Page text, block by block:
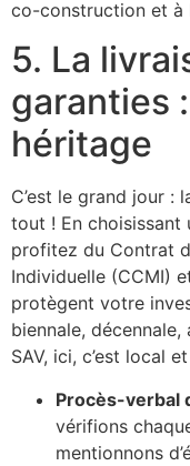
co-construction et à
5. La
garanties
héritage
C’est le grand jour :
tout ! En choisissant
profitez du Contrat
Individuelle (CCMI)
protègent votre
biennale,
SAV, ici, c’est local
Procès-verbal
vérifions
mentionnons